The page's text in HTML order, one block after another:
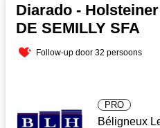
Diarado -
DE SEMILLY SFA
Follow-up door 32 persoons
PRO
Béligneux